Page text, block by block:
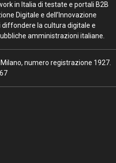
in Italia di testate e portali B2B
Digitale e dell’Innovazione
diffondere la cultura digitale e
amministrazioni italiane.
numero registrazione 1927.